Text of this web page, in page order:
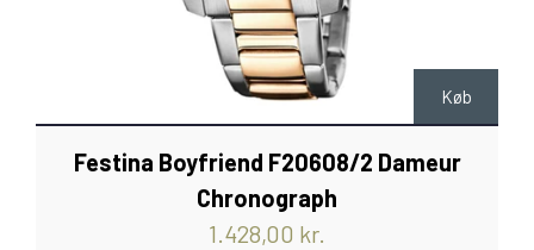
Køb
Festina Boyfriend F20608/2 Dameur
Chronograph
1.428,00 kr.